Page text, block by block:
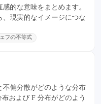
的な意味をまとめます。
現実的なイメージにつな
フの不等式
不偏分散がどのような分布
および F 分布がどのよう